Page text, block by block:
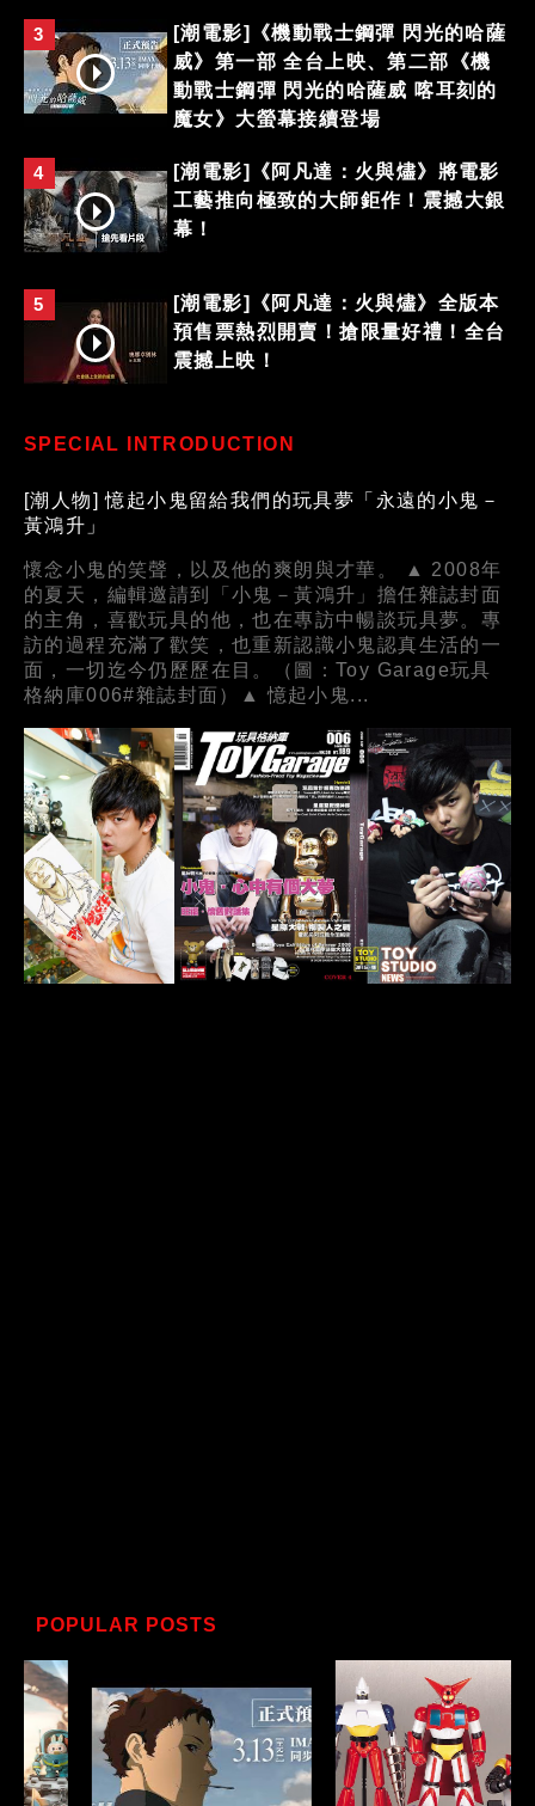
3
[潮電影]《機動戰士鋼彈 閃光的哈薩
威》第一部 全台上映、第二部《機
動戰士鋼彈 閃光的哈薩威 喀耳刻的
魔女》大螢幕接續登場
4
[潮電影]《阿凡達：火與燼》將電影
工藝推向極致的大師鉅作！震撼大銀
幕！
5
[潮電影]《阿凡達：火與燼》全版本
預售票熱烈開賣！搶限量好禮！全台
震撼上映！
SPECIAL INTRODUCTION
[潮人物] 憶起小鬼留給我們的玩具夢「永遠的小鬼－
黃鴻升」
懷念小鬼的笑聲，以及他的爽朗與才華。 ▲ 2008年
的夏天，編輯邀請到「小鬼－黃鴻升」擔任雜誌封面
的主角，喜歡玩具的他，也在專訪中暢談玩具夢。專
訪的過程充滿了歡笑，也重新認識小鬼認真生活的一
面，一切迄今仍歷歷在目。（圖：Toy Garage玩具
格納庫006#雜誌封面）▲ 憶起小鬼...
POPULAR POSTS